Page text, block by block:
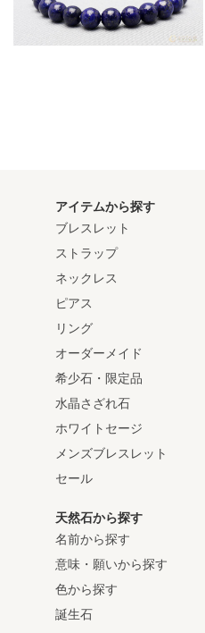
アイテムから探す
ブレスレット
ストラップ
ネックレス
ピアス
リング
オーダーメイド
希少石・限定品
水晶さざれ石
ホワイトセージ
メンズブレスレット
セール
天然石から探す
名前から探す
意味・願いから探す
色から探す
誕生石